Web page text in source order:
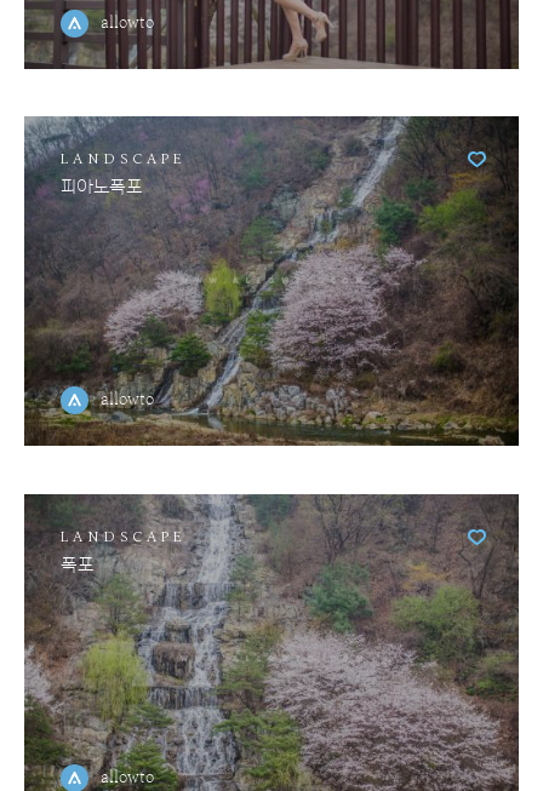
allowto
LANDSCAPE
피아노폭포
allowto
LANDSCAPE
폭포
allowto